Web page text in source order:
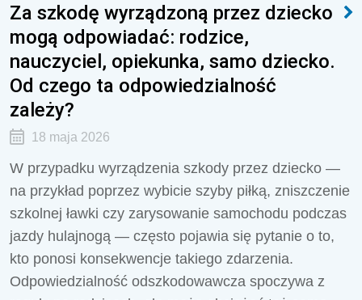
Za szkodę wyrządzoną przez dziecko
mogą odpowiadać: rodzice,
nauczyciel, opiekunka, samo dziecko.
Od czego ta odpowiedzialność
zależy?
18 maja 2026
W przypadku wyrządzenia szkody przez dziecko —
na przykład poprzez wybicie szyby piłką, zniszczenie
szkolnej ławki czy zarysowanie samochodu podczas
jazdy hulajnogą — często pojawia się pytanie o to,
kto ponosi konsekwencje takiego zdarzenia.
Odpowiedzialność odszkodowawcza spoczywa z